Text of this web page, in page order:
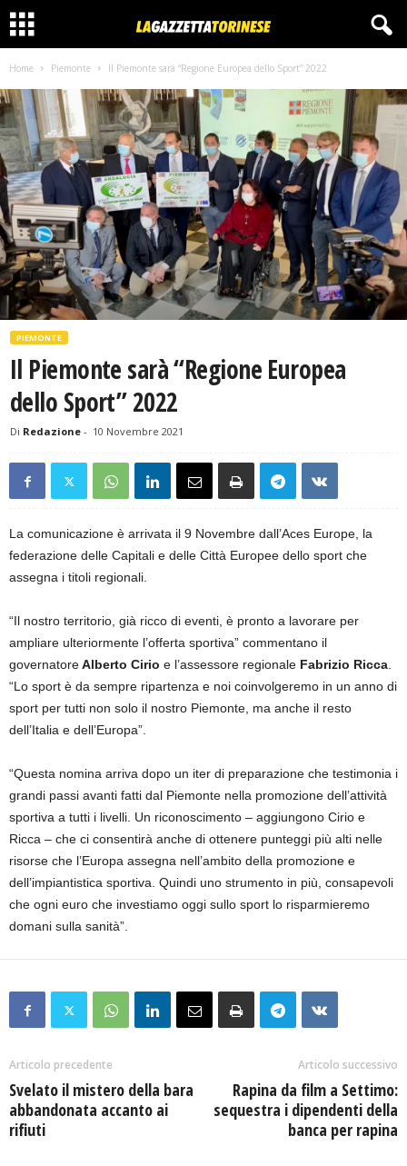
Home Piemonte Il Piemonte sarà “Regione Europea dello Sport” 2022
PIEMONTE
Il Piemonte sarà “Regione Europea
dello Sport” 2022
Di Redazione - 10 Novembre 2021
La comunicazione è arrivata il 9 Novembre dall’Aces Europe, la
federazione delle Capitali e delle Città Europee dello sport che
assegna i titoli regionali.
“Il nostro territorio, già ricco di eventi, è pronto a lavorare per
ampliare ulteriormente l’offerta sportiva” commentano il
governatoreAlberto Cirio e l’assessore regionale Fabrizio Ricca.
“Lo sport è da sempre ripartenza e noi coinvolgeremo in un anno di
sport per tutti non solo il nostro Piemonte, ma anche il resto
dell’Italia e dell’Europa”.
“Questa nomina arriva dopo un iter di preparazione che testimonia i
grandi passi avanti fatti dal Piemonte nella promozione dell’attività
sportiva a tutti i livelli. Un riconoscimento – aggiungono Cirio e
Ricca – che ci consentirà anche di ottenere punteggi più alti nelle
risorse che l’Europa assegna nell’ambito della promozione e
dell’impiantistica sportiva. Quindi uno strumento in più, consapevoli
che ogni euro che investiamo oggi sullo sport lo risparmieremo
domani sulla sanità”.
Articolo precedente
Svelato il mistero della bara
abbandonata accanto ai
rifiuti
Articolo successivo
Rapina da film a Settimo:
sequestra i dipendenti della
banca per rapina